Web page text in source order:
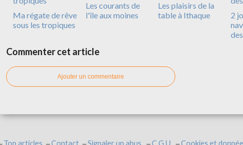
Ma régate de rêve
sous les tropiques
Les courants de
l'île aux moines
Les plaisirs de la
table à Ithaque
2
Commenter cet article
Ajouter un commentaire
Top articles Contact Signaler un abus C.G.U. Cookies et